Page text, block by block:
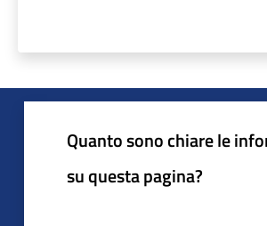
Quanto sono chiare le
su questa pagina?